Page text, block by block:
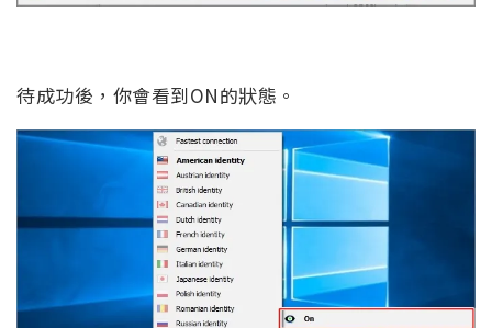
待成功後，你會看到ON的狀態。